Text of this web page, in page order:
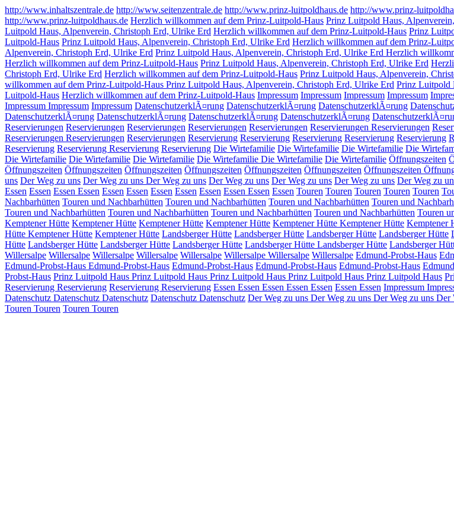
http://www.inhaltszentrale.de http://www.seitenzentrale.de http://www.prinz-luitpoldhaus.de http://www.prinz-
http://www.prinz-luitpoldhaus.de Herzlich willkommen auf dem Prinz-Luitpold-Haus Prinz Luitpold Haus,
Luitpold Haus, Alpenverein, Christoph Erd, Ulrike Erd Herzlich willkommen auf dem Prinz-Luitpold-Haus Prinz
Luitpold-Haus Prinz Luitpold Haus, Alpenverein, Christoph Erd, Ulrike Erd Herzlich willkommen auf dem Prinz-
Alpenverein, Christoph Erd, Ulrike Erd Prinz Luitpold Haus, Alpenverein, Christoph Erd, Ulrike Erd Herzlich
Herzlich willkommen auf dem Prinz-Luitpold-Haus Prinz Luitpold Haus, Alpenverein, Christoph Erd, Ulrike Erd
Christoph Erd, Ulrike Erd Herzlich willkommen auf dem Prinz-Luitpold-Haus Prinz Luitpold Haus, Alpenverein,
willkommen auf dem Prinz-Luitpold-Haus Prinz Luitpold Haus, Alpenverein, Christoph Erd, Ulrike Erd Prinz Luitpold
Luitpold-Haus Herzlich willkommen auf dem Prinz-Luitpold-Haus Impressum Impressum Impressum Impressum
Impressum Impressum Impressum DatenschutzerklÃ¤rung DatenschutzerklÃ¤rung DatenschutzerklÃ¤rung
DatenschutzerklÃ¤rung DatenschutzerklÃ¤rung DatenschutzerklÃ¤rung DatenschutzerklÃ¤rung
Reservierungen Reservierungen Reservierungen Reservierungen Reservierungen Reservierungen Reservierungen
Reservierungen Reservierungen Reservierungen Reservierung Reservierung Reservierung Reservierung Reservierung
Reservierung Reservierung Reservierung Reservierung Die Wirtefamilie Die Wirtefamilie Die Wirtefamilie Die
Die Wirtefamilie Die Wirtefamilie Die Wirtefamilie Die Wirtefamilie Die Wirtefamilie Die Wirtefamilie Öffnungszeiten
Öffnungszeiten Öffnungszeiten Öffnungszeiten Öffnungszeiten Öffnungszeiten Öffnungszeiten Öffnungszeiten
uns Der Weg zu uns Der Weg zu uns Der Weg zu uns Der Weg zu uns Der Weg zu uns Der Weg zu uns Der Weg zu
Essen Essen Essen Essen Essen Essen Essen Essen Essen Essen Essen Essen Touren Touren Touren Touren Touren
Nachbarhütten Touren und Nachbarhütten Touren und Nachbarhütten Touren und Nachbarhütten Touren und
Touren und Nachbarhütten Touren und Nachbarhütten Touren und Nachbarhütten Touren und Nachbarhütten Touren
Kemptener Hütte Kemptener Hütte Kemptener Hütte Kemptener Hütte Kemptener Hütte Kemptener Hütte Kemptener
Hütte Kemptener Hütte Kemptener Hütte Landsberger Hütte Landsberger Hütte Landsberger Hütte Landsberger Hütte
Hütte Landsberger Hütte Landsberger Hütte Landsberger Hütte Landsberger Hütte Landsberger Hütte Landsberger
Willersalpe Willersalpe Willersalpe Willersalpe Willersalpe Willersalpe Willersalpe Willersalpe Edmund-Probst-Haus
Edmund-Probst-Haus Edmund-Probst-Haus Edmund-Probst-Haus Edmund-Probst-Haus Edmund-Probst-Haus
Probst-Haus Prinz Luitpold Haus Prinz Luitpold Haus Prinz Luitpold Haus Prinz Luitpold Haus Prinz Luitpold Haus
Reservierung Reservierung Reservierung Reservierung Essen Essen Essen Essen Essen Essen Essen Impressum
Datenschutz Datenschutz Datenschutz Datenschutz Datenschutz Der Weg zu uns Der Weg zu uns Der Weg zu uns Der
Touren Touren Touren Touren